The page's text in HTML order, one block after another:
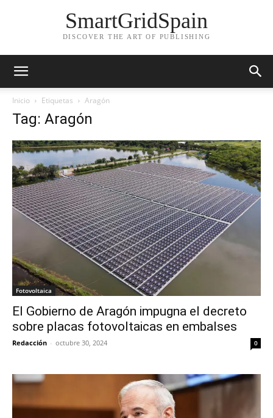
SmartGridSpain
DISCOVER THE ART OF PUBLISHING
Inicio Etiquetas Aragón
Tag: Aragón
Fotovoltaica
El Gobierno de Aragón impugna el decreto
sobre placas fotovoltaicas en embalses
Redacción - octubre 30, 2024 0